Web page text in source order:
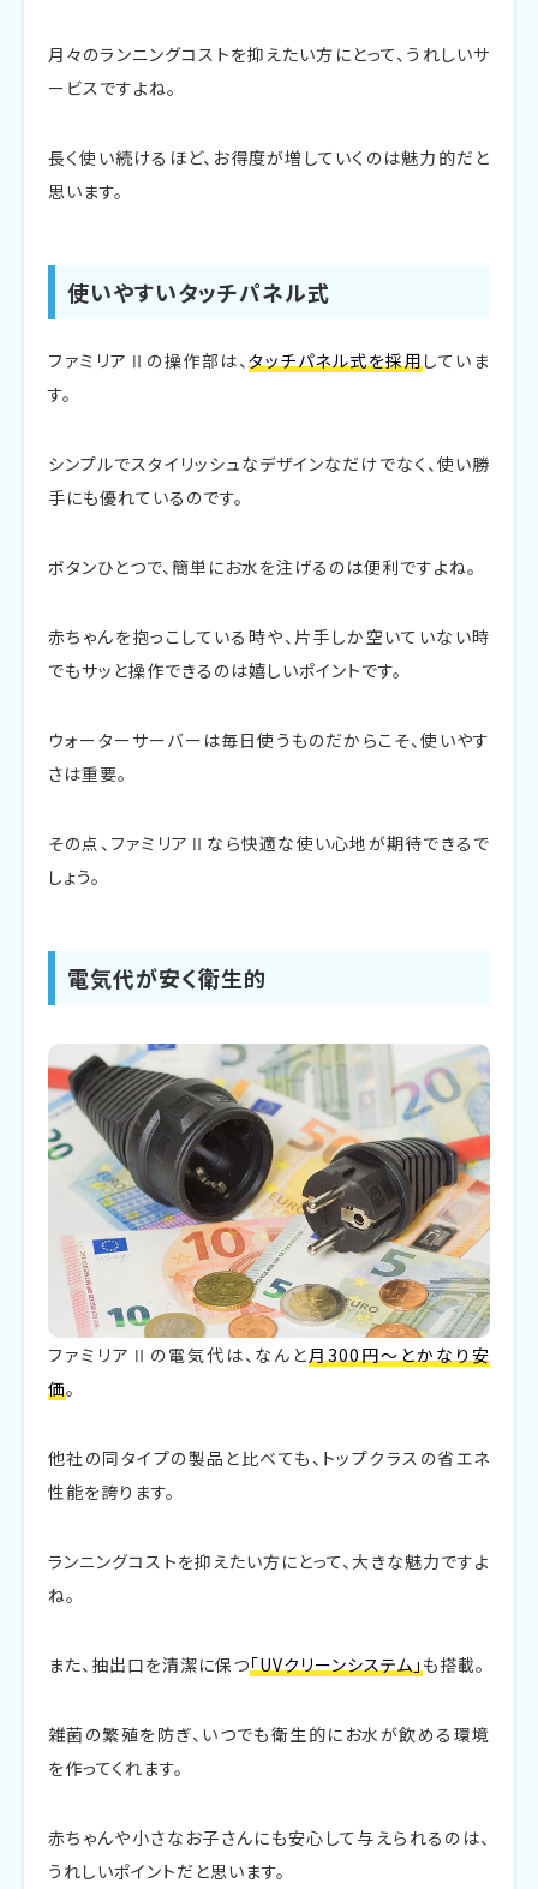
月々のランニングコストを抑えたい方にとって、うれしいサ
ービスですよね。
長く使い続けるほど、お得度が増していくのは魅力的だと
思います。
使いやすいタッチパネル式
ファミリアⅡの操作部は、タッチパネル式を採用 していま
す。
シンプルでスタイリッシュなデザインなだけでなく、使い勝
手にも優れているのです。
ボタンひとつで、簡単にお水を注げるのは便利ですよね。
赤ちゃんを抱っこしている時や、片手しか空いていない時
でもサッと操作できるのは嬉しいポイントです。
ウォーターサーバーは毎日使うものだからこそ、使いやす
さは重要。
その点、ファミリアⅡなら快適な使い心地が期待できるで
しょう。
電気代が安く衛生的
ファミリアⅡの電気代は、なんと月300円～とかなり安
価。
他社の同タイプの製品と比べても、トップクラスの省エネ
性能を誇ります。
ランニングコストを抑えたい方にとって、大きな魅力ですよ
ね。
また、抽出口を清潔に保つ「UVクリーンシステム」も搭載。
雑菌の繁殖を防ぎ、いつでも衛生的にお水が飲める環境
を作ってくれます。
赤ちゃんや小さなお子さんにも安心して与えられるのは、
うれしいポイントだと思います。